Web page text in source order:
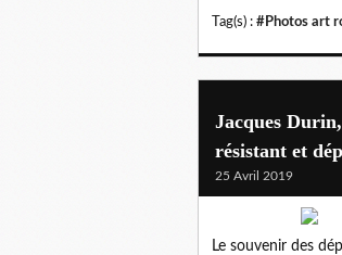
Tag(s) : #Photos art
Jacques Durin,
résistant et
25 Avril 2019
Le souvenir des